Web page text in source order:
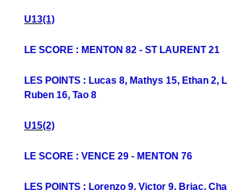
U13(1)
LE SCORE : MENTON 82 - ST LAURENT 21
LES POINTS : Lucas 8, Mathys 15, Ethan 2,
Ruben 16, Tao 8
U15(2)
LE SCORE : VENCE 29 - MENTON 76
LES POINTS : Lorenzo 9, Victor 9, Briac,